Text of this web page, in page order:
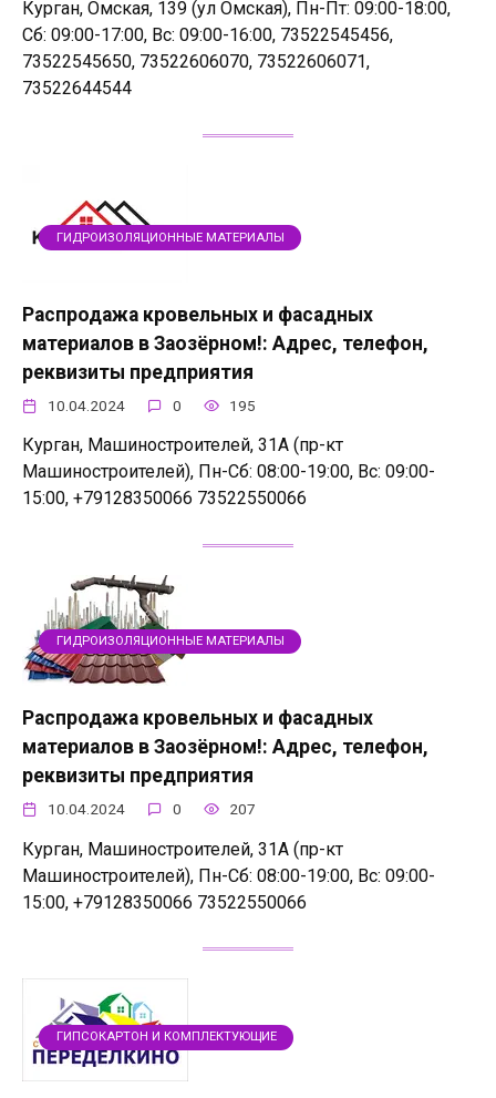
Курган, Омская, 139 (ул Омская), Пн-Пт: 09:00-18:00,
Сб: 09:00-17:00, Вс: 09:00-16:00, 73522545456,
73522545650, 73522606070, 73522606071,
73522644544
ГИДРОИЗОЛЯЦИОННЫЕ МАТЕРИАЛЫ
Распродажа кровельных и фасадных
материалов в Заозёрном!: Адрес, телефон,
реквизиты предприятия
10.04.2024 0 195
Курган, Машиностроителей, 31А (пр-кт
Машиностроителей), Пн-Сб: 08:00-19:00, Вс: 09:00-
15:00, +79128350066 73522550066
ГИДРОИЗОЛЯЦИОННЫЕ МАТЕРИАЛЫ
Распродажа кровельных и фасадных
материалов в Заозёрном!: Адрес, телефон,
реквизиты предприятия
10.04.2024 0 207
Курган, Машиностроителей, 31А (пр-кт
Машиностроителей), Пн-Сб: 08:00-19:00, Вс: 09:00-
15:00, +79128350066 73522550066
ГИПСОКАРТОН И КОМПЛЕКТУЮЩИЕ